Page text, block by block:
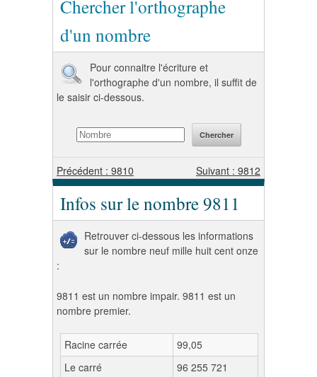
Chercher l'orthographe
d'un nombre
Pour connaitre l'écriture et
l'orthographe d'un nombre, il suffit de
le saisir ci-dessous.
Précédent : 9810 Suivant : 9812
Infos sur le nombre 9811
Retrouver ci-dessous les informations
sur le nombre neuf mille huit cent onze
:
9811 est un nombre impair. 9811 est un
nombre premier.
Racine carrée
99,05
Le carré
96 255 721